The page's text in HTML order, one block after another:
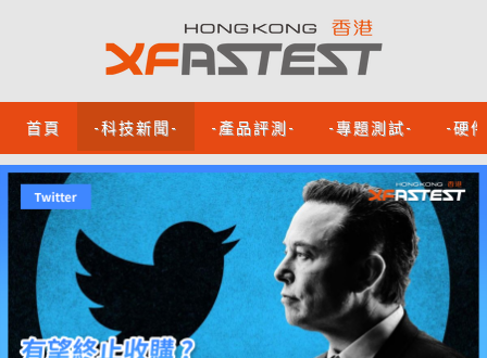
首頁 -科技新聞- -產品評測- -專題測試- -硬